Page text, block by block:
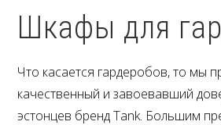
Шкафы для
Что касается гардеробов, то мы
качественный и завоевавший
эстонцев бренд Tank. Большим